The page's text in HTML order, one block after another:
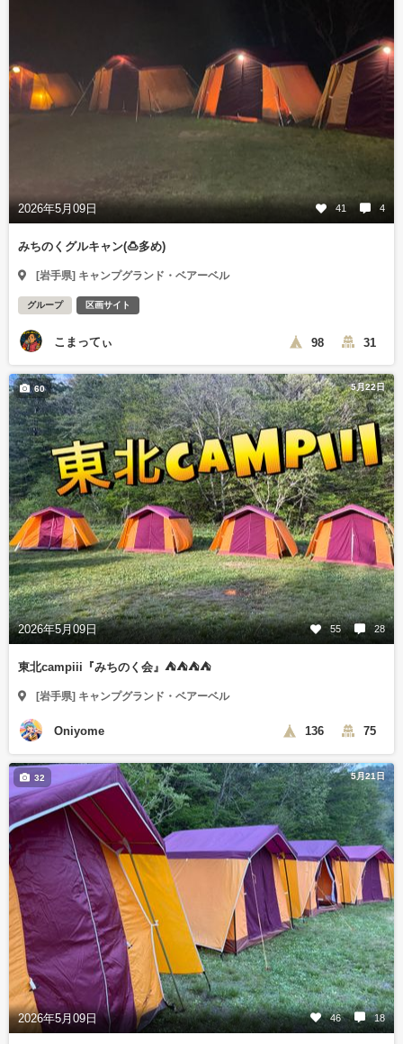
2026年5月09日 41 4
みちのくグルキャン(🍮多め)
[岩手県] キャンプグランド・ベアーベル
グループ 区画サイト
こまってぃ 98 31
5月22日
2026年5月09日 55 28
60
東北campiii『みちのく会』⛺️⛺️⛺️⛺️
[岩手県] キャンプグランド・ベアーベル
Oniyome 136 75
5月21日
2026年5月09日 46 18
32